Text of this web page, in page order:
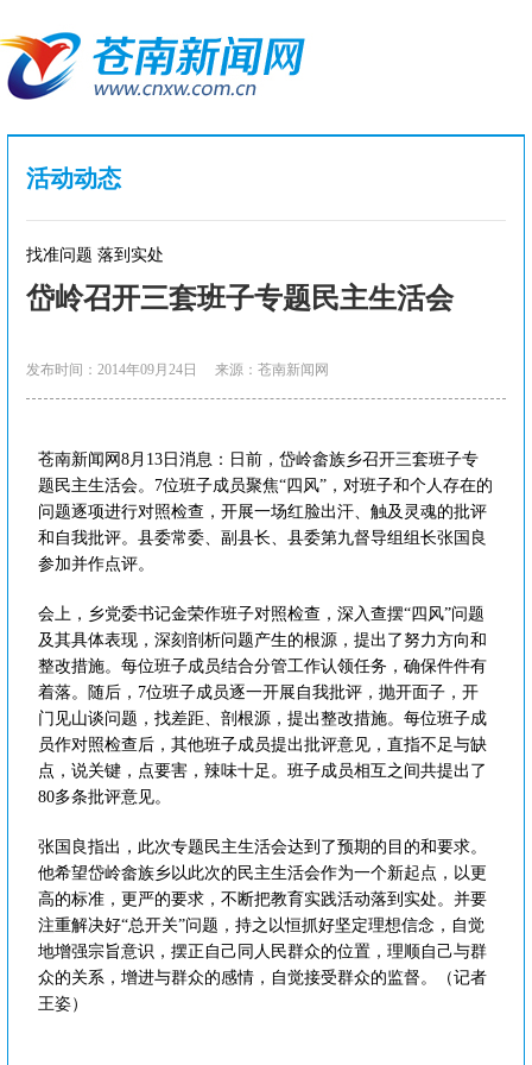
活动动态
找准问题 落到实处
岱岭召开三套班子专题民主生活会
发布时间：2014年09月24日 来源：苍南新闻网
苍南新闻网8月13日消息：日前，岱岭畲族乡召开三套班子专
题民主生活会。7位班子成员聚焦“四风”，对班子和个人存在的
问题逐项进行对照检查，开展一场红脸出汗、触及灵魂的批评
和自我批评。县委常委、副县长、县委第九督导组组长张国良
参加并作点评。
会上，乡党委书记金荣作班子对照检查，深入查摆“四风”问题
及其具体表现，深刻剖析问题产生的根源，提出了努力方向和
整改措施。每位班子成员结合分管工作认领任务，确保件件有
着落。随后，7位班子成员逐一开展自我批评，抛开面子，开
门见山谈问题，找差距、剖根源，提出整改措施。每位班子成
员作对照检查后，其他班子成员提出批评意见，直指不足与缺
点，说关键，点要害，辣味十足。班子成员相互之间共提出了
80多条批评意见。
张国良指出，此次专题民主生活会达到了预期的目的和要求。
他希望岱岭畲族乡以此次的民主生活会作为一个新起点，以更
高的标准，更严的要求，不断把教育实践活动落到实处。并要
注重解决好“总开关”问题，持之以恒抓好坚定理想信念，自觉
地增强宗旨意识，摆正自己同人民群众的位置，理顺自己与群
众的关系，增进与群众的感情，自觉接受群众的监督。（记者
王姿）